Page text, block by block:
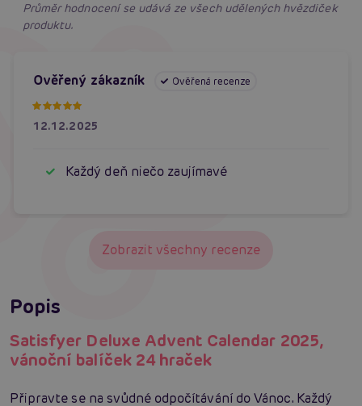
Průměr hodnocení se udává ze všech udělených hvězdiček
produktu.
Ověřený zákazník Ověřená recenze
12.12.2025
Každý deň niečo zaujímavé
Zobrazit všechny recenze
Popis
Satisfyer Deluxe Advent Calendar 2025,
vánoční balíček 24 hraček
Připravte se na svůdné odpočítávání do Vánoc. Každý